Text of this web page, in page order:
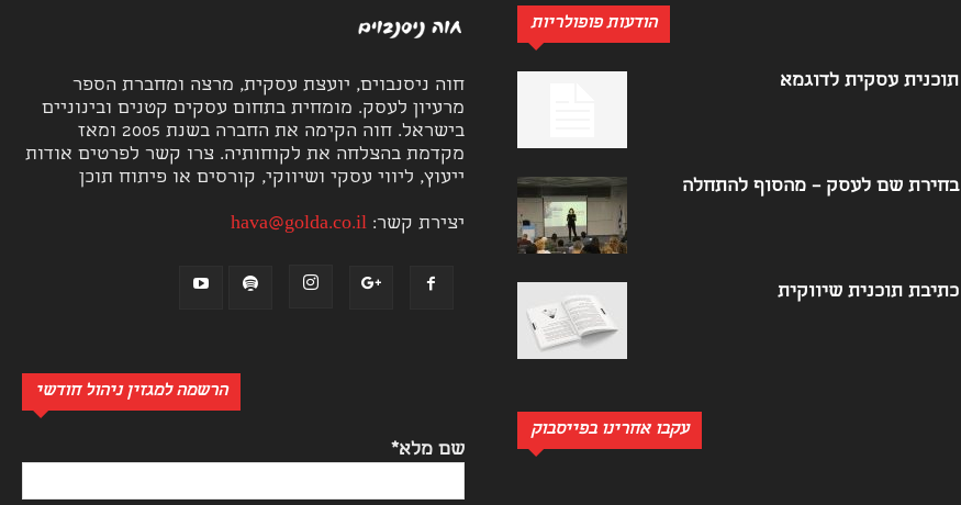
חוה ניסנבוים, יועצת עסקית, מרצה ומחברת הספר
מרעיון לעסק. מומחית בתחום עסקים קטנים ובינוניים
בישראל. חוה הקימה את החברה בשנת 2005 ומאז
מקדמת בהצלחה את לקוחותיה. צרו קשר לפרטים אודות
ייעוץ, ליווי עסקי ושיווקי, קורסים או פיתוח תוכן
יצירת קשר:hava@golda.co.il
הרשמה למגזין ניהול חודשי
שם מלא*
הודעות פופולריות
תוכנית עסקית לדוגמא
בחירת שם לעסק – מהסוף להתחלה
כתיבת תוכנית שיווקית
עקבו אחרינו בפייסבוק